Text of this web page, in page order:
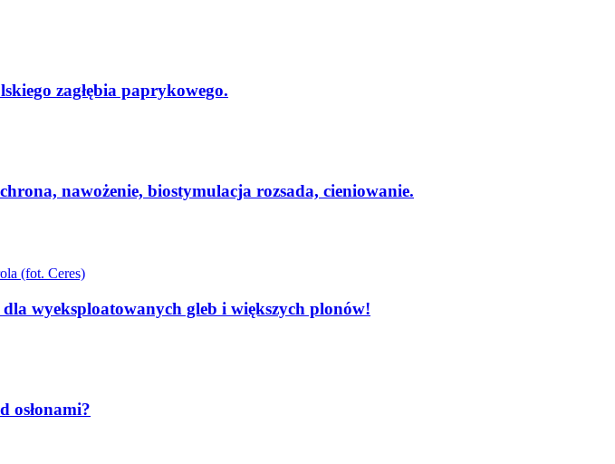
zagłębia paprykowego.
nawożenie, biostymulacja rozsada, cieniowanie.
wyeksploatowanych gleb i większych plonów!
osłonami?